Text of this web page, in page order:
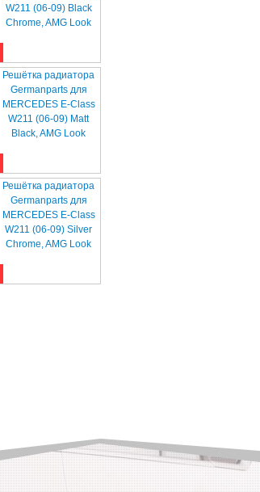
W211 (06-09) Black
Chrome, AMG Look
Решётка радиатора
Germanparts для
MERCEDES E-Class
W211 (06-09) Matt
Black, AMG Look
Решётка радиатора
Germanparts для
MERCEDES E-Class
W211 (06-09) Silver
Chrome, AMG Look